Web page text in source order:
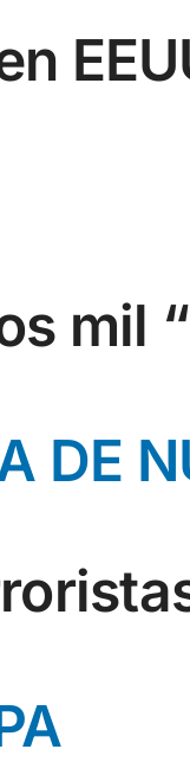
mil
DE